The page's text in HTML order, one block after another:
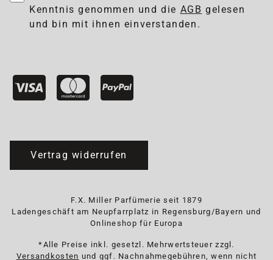
Kenntnis genommen und die AGB gelesen
und bin mit ihnen einverstanden.
Vertrag widerrufen
F.X. Miller Parfümerie seit 1879
Ladengeschäft am Neupfarrplatz in Regensburg/Bayern und
Onlineshop für Europa
*Alle Preise inkl. gesetzl. Mehrwertsteuer zzgl.
Versandkosten und ggf. Nachnahmegebühren, wenn nicht